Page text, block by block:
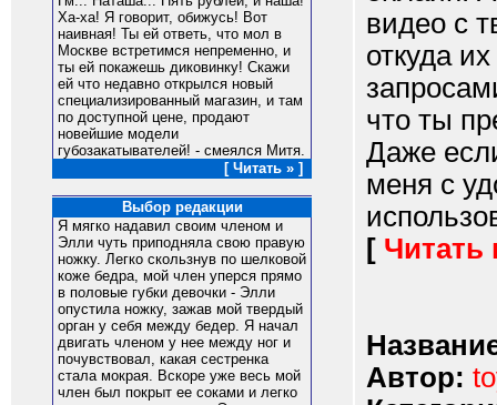
Ха-ха! Я говорит, обижусь! Вот
наивная! Ты ей ответь, что мол в
Москве встретимся непременно, и
ты ей покажешь диковинку! Скажи
ей что недавно открылся новый
специализированный магазин, и там
по доступной цене, продают
новейшие модели
губозакатывателей! - смеялся Митя.
[ Читать » ]
Выбор редакции
Я мягко надавил своим членом и
Элли чуть приподняла свою правую
ножку. Легко скользнув по шелковой
коже бедра, мой член уперся прямо
в половые губки девочки - Элли
опустила ножку, зажав мой твердый
орган у себя между бедер. Я начал
двигать членом у нее между ног и
почувствовал, какая сестренка
стала мокрая. Вскоре уже весь мой
член был покрыт ее соками и легко
видео с
откуда
что ты
Даже
меня с
[ Читать
Автор: